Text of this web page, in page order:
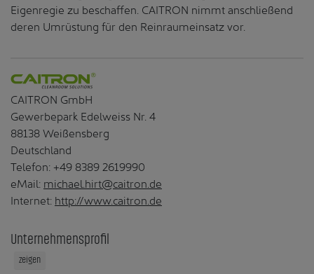
Eigenregie zu beschaffen. CAITRON nimmt anschließend
deren Umrüstung für den Reinraumeinsatz vor.
CAITRON GmbH
Gewerbepark Edelweiss Nr. 4
88138 Weißensberg
Deutschland
Telefon: +49 8389 2619990
eMail: michael.hirt@caitron.de
Internet: http://www.caitron.de
Unternehmensprofil
zeigen